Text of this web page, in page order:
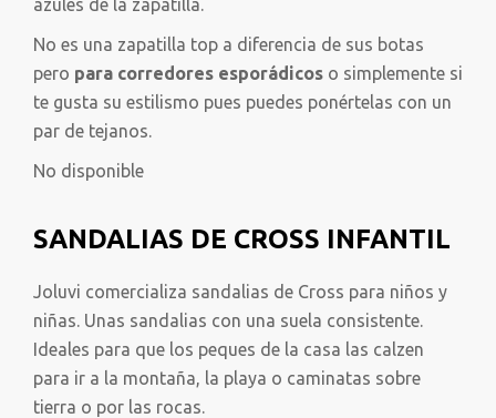
azules de la zapatilla.
No es una zapatilla top a diferencia de sus botas
pero para corredores esporádicos o simplemente si
te gusta su estilismo pues puedes ponértelas con un
par de tejanos.
No disponible
SANDALIAS DE CROSS INFANTIL
Joluvi comercializa sandalias de Cross para niños y
niñas. Unas sandalias con una suela consistente.
Ideales para que los peques de la casa las calzen
para ir a la montaña, la playa o caminatas sobre
tierra o por las rocas.